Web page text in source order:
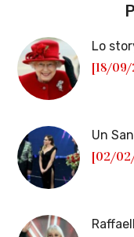
Lo
[18/
Un
[02/